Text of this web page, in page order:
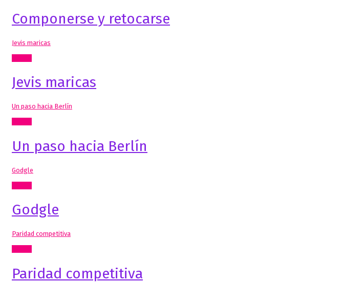
Componerse y retocarse
Jevis maricas
Jevis maricas
Un paso hacia Berlín
Un paso hacia Berlín
Godgle
Godgle
Paridad competitiva
Paridad competitiva